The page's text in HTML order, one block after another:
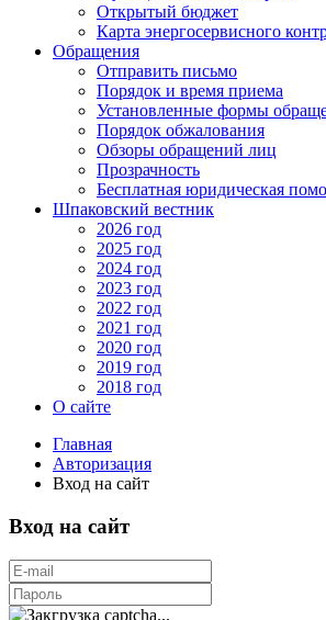
Открытый бюджет
Карта энергосервисного
Обращения
Отправить письмо
Порядок и время приема
Установленные формы
Порядок обжалования
Обзоры обращений лиц
Прозрачность
Бесплатная юридическая
Шпаковский вестник
2026 год
2025 год
2024 год
2023 год
2022 год
2021 год
2020 год
2019 год
2018 год
О сайте
Главная
Авторизация
Вход на сайт
Вход на сайт